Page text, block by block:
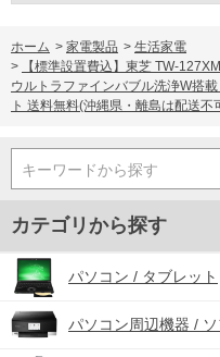
ホーム > 家電製品 > 生活家電
>
【標準設置費込】東芝 TW-
ウルトラファインバブル洗浄W搭
ト 送料無料(沖縄県・離島は配送不
キーワードから探す
カテゴリから探す
パソコン / タブレット
パソコン周辺機器 / ソ